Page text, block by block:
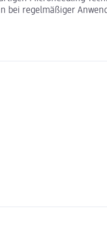
regelmäßiger